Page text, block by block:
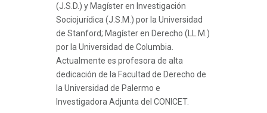
(J.S.D.) y Magíster en Investigación
Sociojurídica (J.S.M.) por la Universidad
de Stanford; Magíster en Derecho (LL.M.)
por la Universidad de Columbia.
Actualmente es profesora de alta
dedicación de la Facultad de Derecho de
la Universidad de Palermo e
Investigadora Adjunta del CONICET.